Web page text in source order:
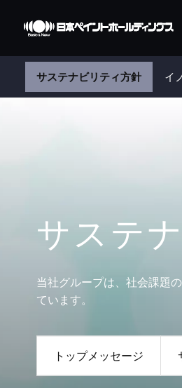
サステナビリティ方針 イ
サステ
当社グループは、社会課題
ています。
トップメッセージ